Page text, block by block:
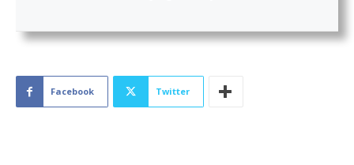
Facebook Twitter